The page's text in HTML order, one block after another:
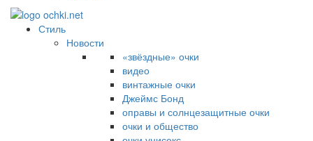
Стиль
Новости
«звёздные» очки
видео
винтажные очки
Джеймс Бонд
оправы и солнцезащитные очки
очки и общество